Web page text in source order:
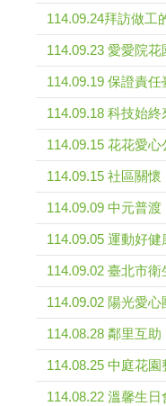
114.09.24拜訪做工
114.09.23 愛愛院
114.09.19 保證責
114.09.18 科技始
114.09.15 花花愛
114.09.15 社區關懷
114.09.09 中元普渡
114.09.05 運動好健
114.09.02 臺北市
114.09.02 陽光愛心
114.08.28 鄰里互
114.08.25 中庭花園
114.08.22 溫馨生日